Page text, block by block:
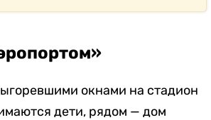
окнами на стадион
дети, рядом — дом